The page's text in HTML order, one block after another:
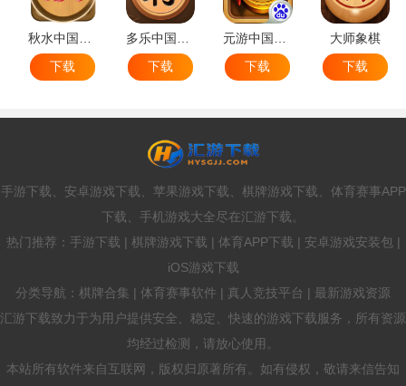
秋水中国象棋
下载
多乐中国象棋
下载
元游中国象棋
下载
大师象棋
下载
手游下载、安卓游戏下载、苹果游戏下载、棋牌游戏下载、体育赛事APP
下载、手机游戏大全尽在汇游下载。
热门推荐：手游下载 | 棋牌游戏下载 | 体育APP下载 | 安卓游戏安装包 |
iOS游戏下载
分类导航：棋牌合集 | 体育赛事软件 | 真人竞技平台 | 最新游戏资源
汇游下载致力于为用户提供安全、稳定、快速的游戏下载服务，所有资源
均经过检测，请放心使用。
本站所有软件来自互联网，版权归原著所有。如有侵权，敬请来信告知